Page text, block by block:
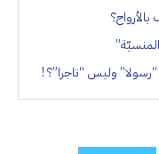
“رسولا” وليس “تاجرا”؟ !